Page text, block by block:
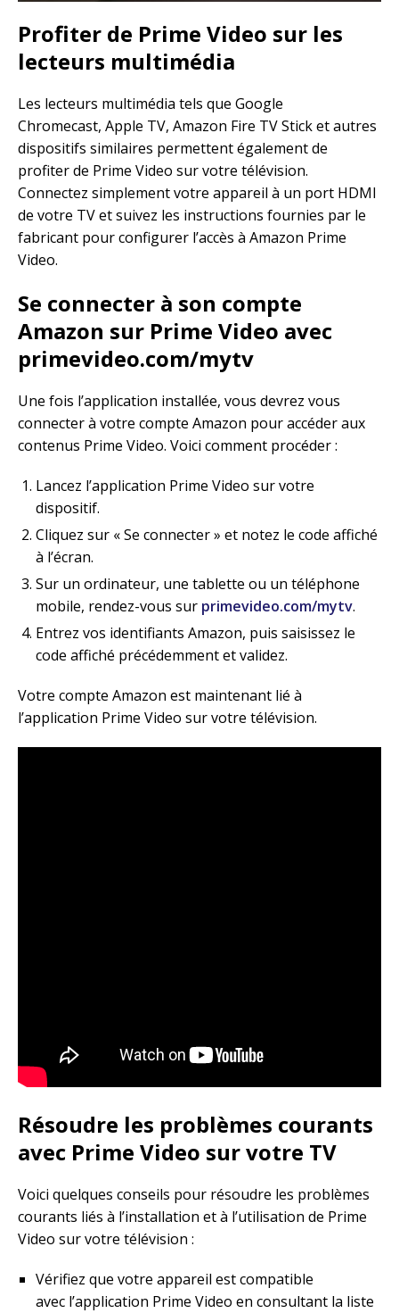
Profiter de Prime Video sur les
lecteurs multimédia
Les lecteurs multimédia tels que Google
Chromecast, Apple TV, Amazon Fire TV Stick et autres
dispositifs similaires permettent également de
profiter de Prime Video sur votre télévision.
Connectez simplement votre appareil à un port HDMI
de votre TV et suivez les instructions fournies par le
fabricant pour configurer l’accès à Amazon Prime
Video.
Se connecter à son compte
Amazon sur Prime Video avec
primevideo.com/mytv
Une fois l’application installée, vous devrez vous
connecter à votre compte Amazon pour accéder aux
contenus Prime Video. Voici comment procéder :
Lancez l’application Prime Video sur votre
dispositif.
Cliquez sur « Se connecter » et notez le code affiché
à l’écran.
Sur un ordinateur, une tablette ou un téléphone
mobile, rendez-vous sur primevideo.com/mytv.
Entrez vos identifiants Amazon, puis saisissez le
code affiché précédemment et validez.
Votre compte Amazon est maintenant lié à
l’application Prime Video sur votre télévision.
Résoudre les problèmes courants
avec Prime Video sur votre TV
Voici quelques conseils pour résoudre les problèmes
courants liés à l’installation et à l’utilisation de Prime
Video sur votre télévision :
Vérifiez que votre appareil est compatible
avec l’application Prime Video en consultant la liste